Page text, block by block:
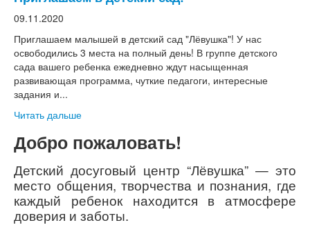
09.11.2020
Приглашаем малышей в детский сад "Лёвушка"! У нас
освободились 3 места на полный день! В группе детского
сада вашего ребенка ежедневно ждут насыщенная
развивающая программа, чуткие педагоги, интересные
задания и...
Читать дальше
Добро пожаловать!
Детский досуговый центр “Лёвушка” — это
место общения, творчества и познания, где
каждый ребенок находится в атмосфере
доверия и заботы.